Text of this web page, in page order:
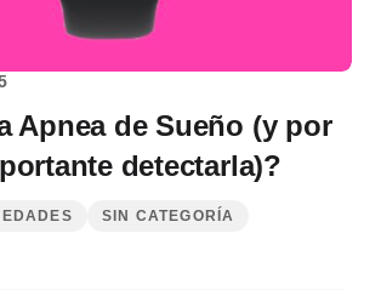
Apnea de Sueño (y por
detectarla)?
SIN CATEGORÍA